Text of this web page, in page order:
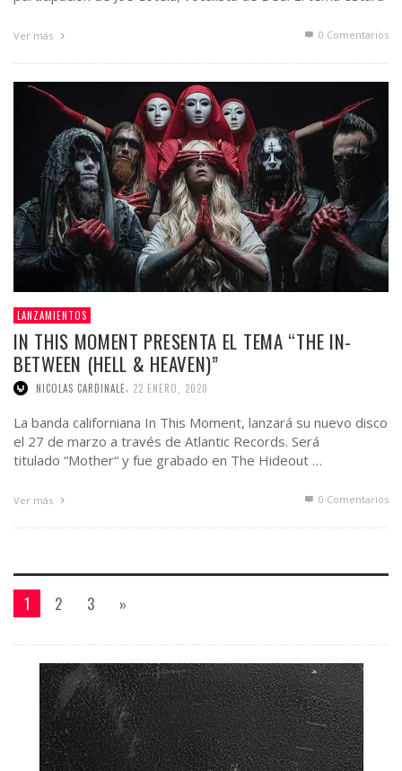
Ver más 0 Comentarios
LANZAMIENTOS
IN THIS MOMENT PRESENTA EL TEMA “THE IN-
BETWEEN (HELL & HEAVEN)”
NICOLAS CARDINALE 22 ENERO, 2020
La banda californiana In This Moment, lanzará su nuevo disco
el 27 de marzo a través de Atlantic Records. Será
titulado “Mother“ y fue grabado en The Hideout …
Ver más 0 Comentarios
1 2 3 »